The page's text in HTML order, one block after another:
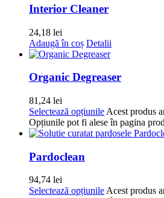
Interior Cleaner
24,18 lei
Adaugă în coș Detalii
Organic Degreaser
81,24 lei
Selectează opțiunile Acest produs
Opțiunile pot fi alese în pagina
Pardoclean
94,74 lei
Selectează opțiunile Acest produs